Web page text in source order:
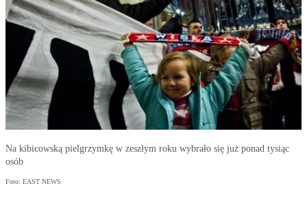
Na kibicowską pielgrzymkę w zeszłym roku wybrało się już ponad tysiąc
osób
Foto: EAST NEWS